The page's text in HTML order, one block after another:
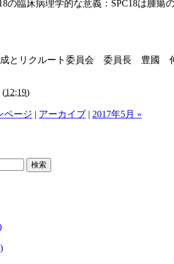
の臨床病理学的な意義：SPC18は腫瘍
成とリクルート委員会 委員長 豊國
(12:19)
ページ | アーカイブ | 2017年5月 »